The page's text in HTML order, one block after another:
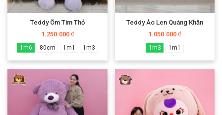
Teddy Ôm Tim Thỏ
1.250.000 ₫
1m6 80cm 1m1 1m3
Teddy Áo Len Quàng Khăn
1.050.000₫
1m3 1m1